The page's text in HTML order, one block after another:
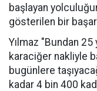
başlayan
gösterilen bir
Yılmaz "Bundan
karaciğer nakliyle
bugünlere
kadar 4 bin 400